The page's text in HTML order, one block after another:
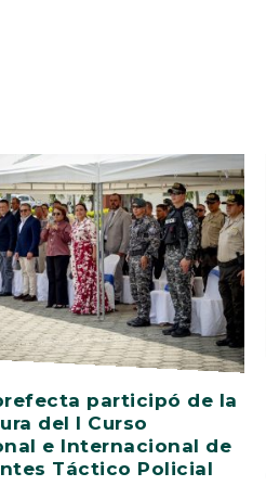
participó de la
del I Curso
e Internacional de
Táctico Policial